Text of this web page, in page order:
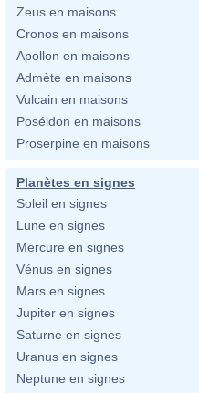
Zeus en maisons
Cronos en maisons
Apollon en maisons
Admète en maisons
Vulcain en maisons
Poséidon en maisons
Proserpine en maisons
Planètes en signes
Soleil en signes
Lune en signes
Mercure en signes
Vénus en signes
Mars en signes
Jupiter en signes
Saturne en signes
Uranus en signes
Neptune en signes